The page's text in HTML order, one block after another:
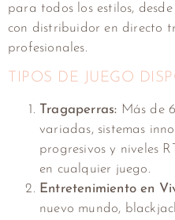
para todos los estilos,
con distribuidor en directo
profesionales.
TIPOS DE JUEGO
Tragaperras: Más de
variadas, sistemas
progresivos y niveles
en cualquier juego.
Entretenimiento en
nuevo mundo,